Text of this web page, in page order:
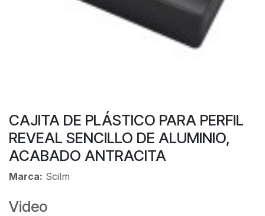
CAJITA DE PLÁSTICO PARA PERFIL
REVEAL SENCILLO DE ALUMINIO,
ACABADO ANTRACITA
Marca: Scilm
Video